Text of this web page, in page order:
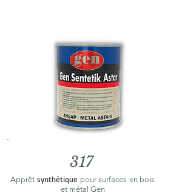
317
Apprêt synthétique pour surfaces en bois
et métal Gen